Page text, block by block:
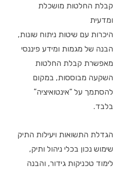
קבלת החלטות מושכלת
ומדעית
היכרות עם שיטות ניתוח שונות,
הבנה של מגמות ומידע פיננסי
מאפשרת קבלת החלטות
השקעה מבוססות, במקום
להסתמך על “אינטואיציה”
בלבד.
הגדלת התשואות ויעילות התיק
שימוש נכון בכלי ניהול ותיק,
לימוד טכניקות גידור, והבנה